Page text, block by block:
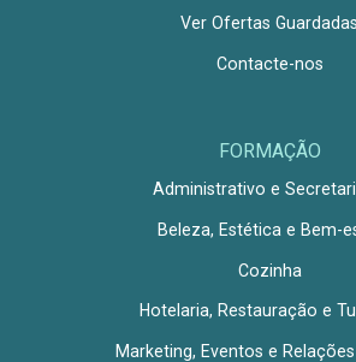
Ver Ofertas Guardadas
Contacte-nos
FORMAÇÃO
Administrativo e
Beleza, Estética e Bem-
Cozinha
Hotelaria, Restauração e
Marketing, Eventos e